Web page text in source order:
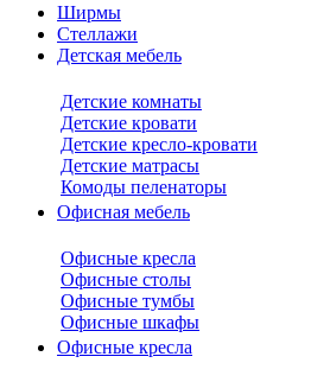
Ширмы
Стеллажи
Детская мебель
Детские комнаты
Детские кровати
Детские кресло-кровати
Детские матрасы
Комоды пеленаторы
Офисная мебель
Офисные кресла
Офисные столы
Офисные тумбы
Офисные шкафы
Офисные кресла